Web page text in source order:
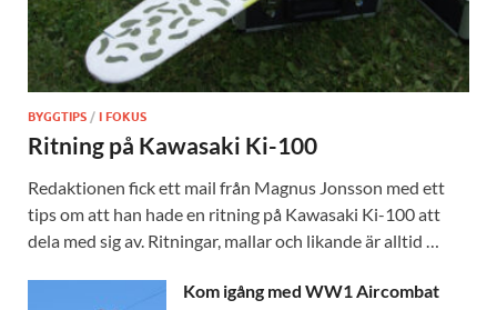
BYGGTIPS / I FOKUS
Ritning på Kawasaki Ki-100
Redaktionen fick ett mail från Magnus Jonsson med ett
tips om att han hade en ritning på Kawasaki Ki-100 att
dela med sig av. Ritningar, mallar och likande är alltid …
Kom igång med WW1 Aircombat